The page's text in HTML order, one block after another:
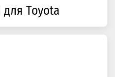
для Toyota